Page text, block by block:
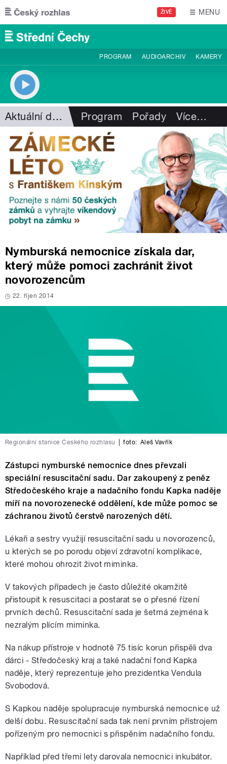
Přejít k hlavnímu obsahu
ŽIVĚ MENU
PROGRAM AUDIOARCHIV KAMERY
Aktuální dění Program Pořady Více…
Nymburská nemocnice získala dar,
který může pomoci zachránit život
novorozencům
22. říjen 2014
Regionální stanice Českého rozhlasu foto: Aleš Vavřík
Zástupci nymburské nemocnice dnes převzali
speciální resuscitační sadu. Dar zakoupený z peněz
Středočeského kraje a nadačního fondu Kapka naděje
míří na novorozenecké oddělení, kde může pomoc se
záchranou životů čerstvě narozených dětí.
Lékaři a sestry využijí resuscitační sadu u novorozenců,
u kterých se po porodu objeví zdravotní komplikace,
které mohou ohrozit život miminka.
V takových případech je často důležité okamžitě
přistoupit k resuscitaci a postarat se o přesné řízení
prvních dechů. Resuscitační sada je šetrná zejména k
nezralým plícím miminka.
Na nákup přístroje v hodnotě 75 tisíc korun přispěli dva
dárci - Středočeský kraj a také nadační fond Kapka
naděje, který reprezentuje jeho prezidentka Vendula
Svobodová.
S Kapkou naděje spolupracuje nymburská nemocnice už
delší dobu. Resuscitační sada tak není prvním přístrojem
pořízeným pro nemocnici s přispěním nadačního fondu.
Například před třemi lety darovala nemocnici inkubátor.